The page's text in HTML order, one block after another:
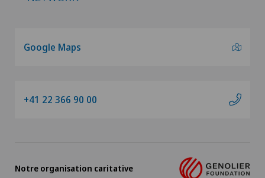
Google Maps
+41 22 366 90 00
Notre organisation caritative